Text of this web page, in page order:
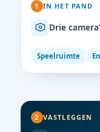
1 IN HET PAND
Drie
Speelruimte
2 VASTLEGGEN